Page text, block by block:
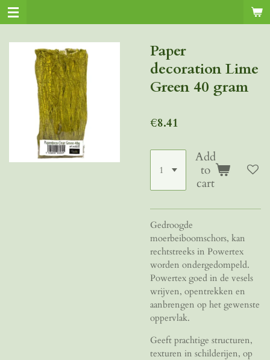
Skip
to
content
Paper
decoration Lime
Green 40 gram
€8.41
Add
to
cart
Gedroogde
moerbeiboomschors, kan
rechtstreeks in Powertex
worden ondergedompeld.
Powertex goed in de vesels
wrijven, opentrekken en
aanbrengen op het gewenste
oppervlak.
Geeft prachtige structuren,
texturen in schilderijen, op